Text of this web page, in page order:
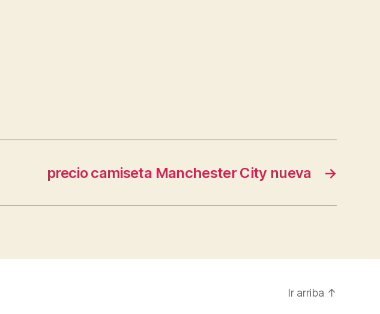
→
precio camiseta Manchester City nueva
Ir arriba ↑